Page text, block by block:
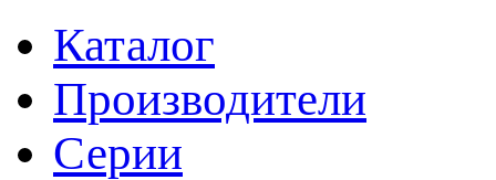
Каталог
Производители
Серии